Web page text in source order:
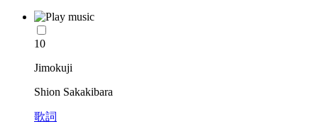
10
Jimokuji
Shion Sakakibara
歌詞